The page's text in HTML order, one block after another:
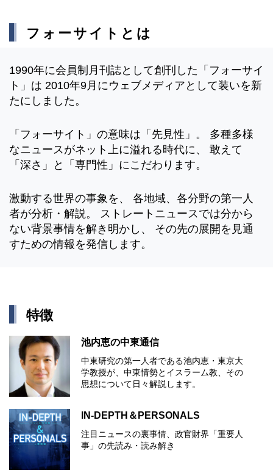
フォーサイトとは
1990年に会員制月刊誌として創刊した「フォーサイ
ト」は 2010年9月にウェブメディアとして装いを新
たにしました。
「フォーサイト」の意味は「先見性」。 多種多様
なニュースがネット上に溢れる時代に、 敢えて
「深さ」と「専門性」にこだわります。
激動する世界の事象を、 各地域、各分野の第一人
者が分析・解説。 ストレートニュースでは分から
ない背景事情を解き明かし、 その先の展開を見通
すための情報を発信します。
特徴
池内恵の中東通信
中東研究の第⼀⼈者である池内恵・東京⼤
学教授が、中東情勢とイスラーム教、その
思想について⽇々解説します。
IN-DEPTH＆PERSONALS
注目ニュースの裏事情、政官財界「重要人
事」の先読み・読み解き